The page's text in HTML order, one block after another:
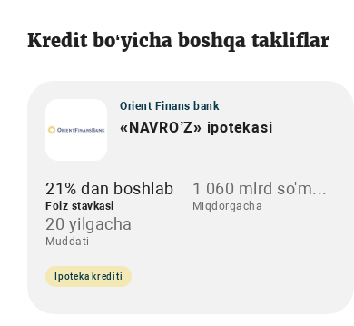
Kredit bo‘yicha boshqa takliflar
Orient Finans bank
«NAVRO’Z» ipotekasi
21% dan boshlab
Foiz stavkasi
1 060 mlrd so'm...
Miqdorgacha
20 yilgacha
Muddati
Ipoteka krediti